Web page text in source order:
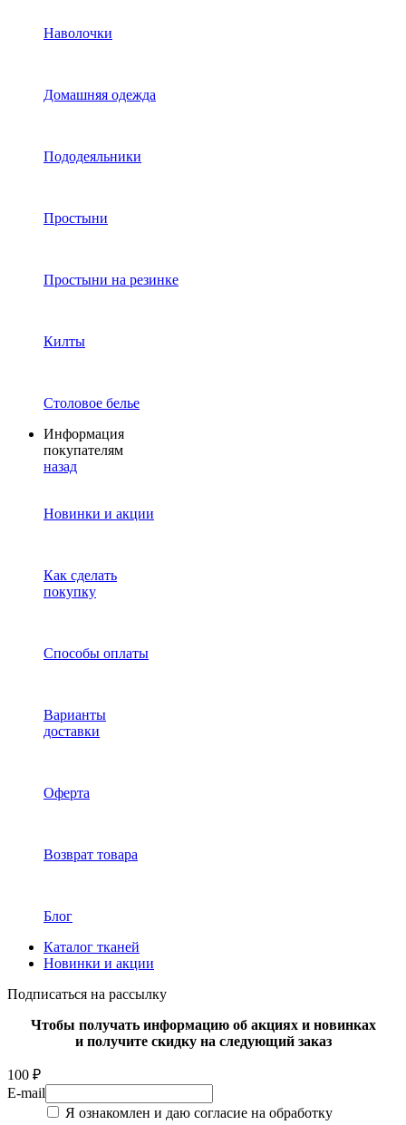
Наволочки
Домашняя одежда
Пододеяльники
Простыни
Простыни на резинке
Килты
Столовое белье
Информация
покупателям
назад
Новинки и акции
Как сделать
покупку
Способы оплаты
Варианты
доставки
Оферта
Возврат товара
Блог
Каталог тканей
Новинки и акции
Подписаться на рассылку
Чтобы получать информацию об акциях и новинках
и получите скидку на следующий заказ
100 ₽
E-mail
Я ознакомлен и даю согласие на обработку